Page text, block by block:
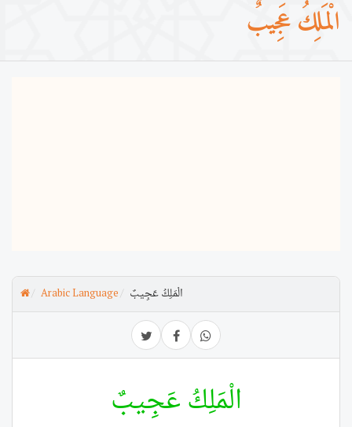
الْمَلِكُ عَجِيبٌ
Arabic Language الْمَلِكُ عَجِيبٌ
الْمَلِكُ عَجِيبٌ